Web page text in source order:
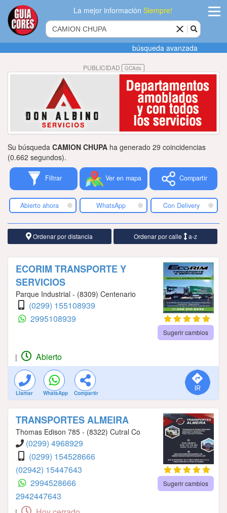
La mejor informaciónSiempre!
Agregar
empresa
Actualizar
datos
Publicidad
Tiendacores
Contactenos
búsqueda avanzada
PUBLICIDAD GCAds
Su búsqueda CAMION CHUPA ha generado 29 coincidencias
(0.662 segundos).
Filtrar Ver en mapa Compartir
Abierto ahora WhatsApp Con Delivery
Ordenar por distancia Ordenar por calle a-z
ECORIM TRANSPORTE Y
SERVICIOS
Parque Industrial - (8309) Centenario
(0299) 155108939
2995108939
Sugerir cambios
| Abierto
Llamar WhatsApp Compartir
TRANSPORTES ALMEIRA
Thomas Edison 785 - (8322) Cutral Co
(0299) 4968929
(0299) 154528666
(02942) 15447643
2994528666
2942447643
Sugerir cambios